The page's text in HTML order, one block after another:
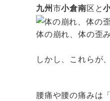
九州市小倉南区と
体の崩れ、体の歪
しかし、これらが
腰痛や腰の痛みは